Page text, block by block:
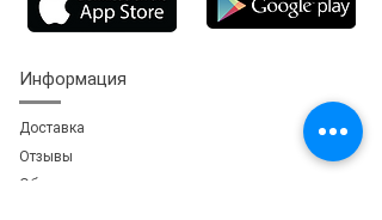
Информация
Доставка
Отзывы
Обратная свя